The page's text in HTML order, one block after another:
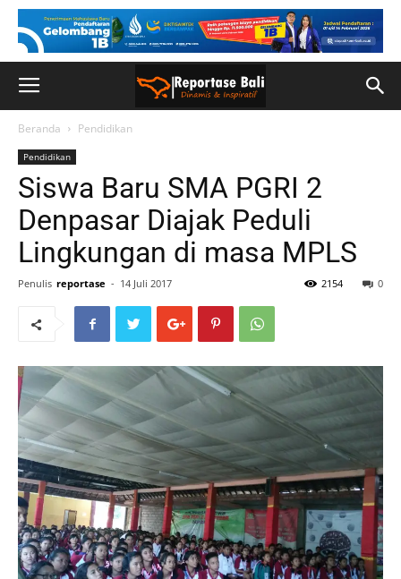
Beranda Pendidikan
Pendidikan
Siswa Baru SMA PGRI 2
Denpasar Diajak Peduli
Lingkungan di masa MPLS
Penulis reportase - 14 Juli 2017 0
2154